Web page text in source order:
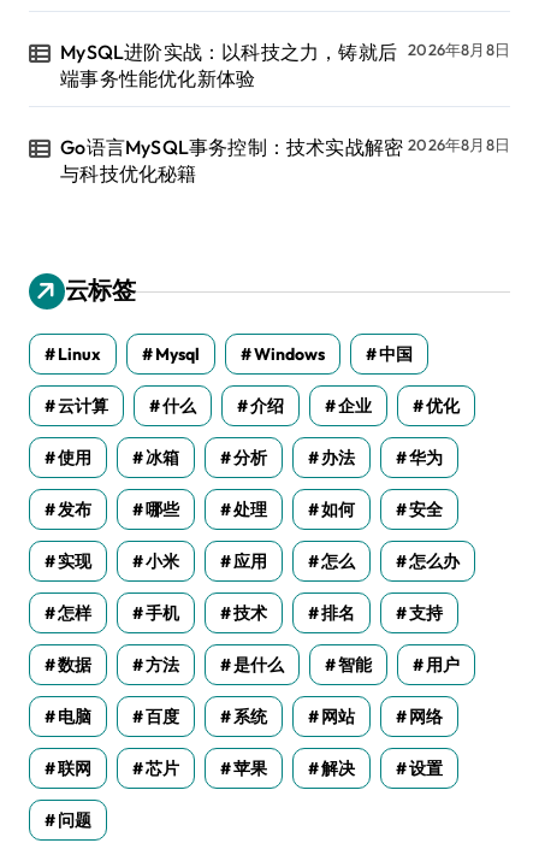
MySQL进阶实战：以科技之力，铸就后
端事务性能优化新体验
2026年8月8日
Go语言MySQL事务控制：技术实战解密
与科技优化秘籍
2026年8月8日
云标签
Linux Mysql Windows 中国
云计算 什么 介绍 企业 优化
使用 冰箱 分析 办法 华为
发布 哪些 处理 如何 安全
实现 小米 应用 怎么 怎么办
怎样 手机 技术 排名 支持
数据 方法 是什么 智能 用户
电脑 百度 系统 网站 网络
联网 芯片 苹果 解决 设置
问题